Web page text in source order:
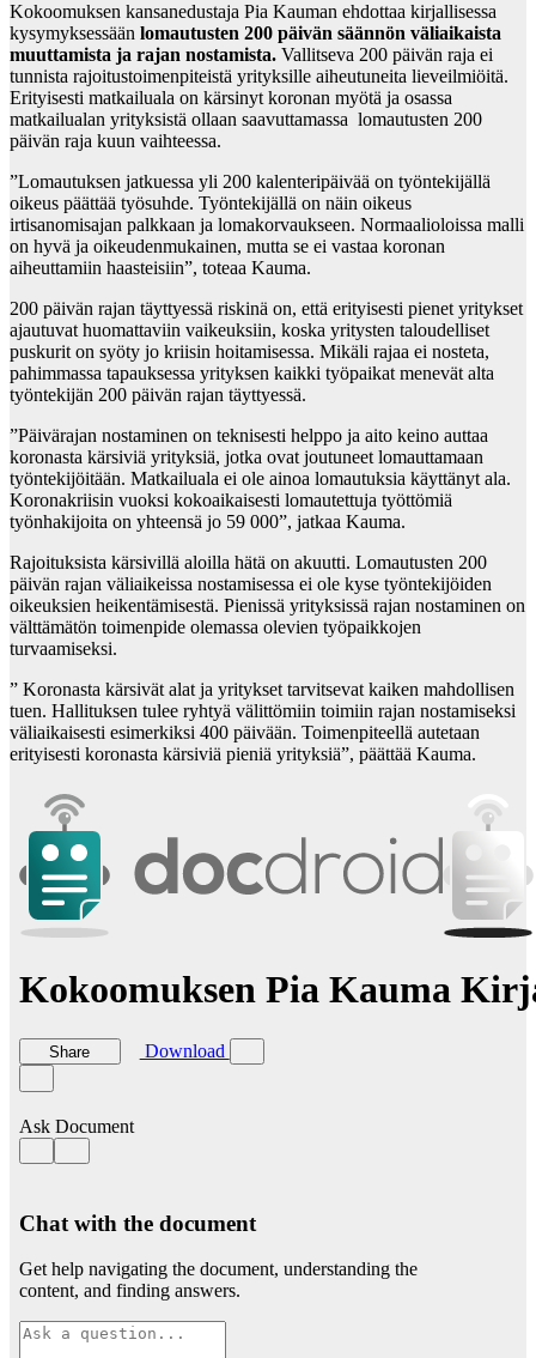
Kokoomuksen kansanedustaja Pia Kauman ehdottaa kirjallisessa
kysymyksessään lomautusten 200 päivän säännön väliaikaista
muuttamista ja rajan nostamista. Vallitseva 200 päivän raja ei
tunnista rajoitustoimenpiteistä yrityksille aiheutuneita lieveilmiöitä.
Erityisesti matkailuala on kärsinyt koronan myötä ja osassa
matkailualan yrityksistä ollaan saavuttamassa lomautusten 200
päivän raja kuun vaihteessa.
”Lomautuksen jatkuessa yli 200 kalenteripäivää on työntekijällä
oikeus päättää työsuhde. Työntekijällä on näin oikeus
irtisanomisajan palkkaan ja lomakorvaukseen. Normaalioloissa malli
on hyvä ja oikeudenmukainen, mutta se ei vastaa koronan
aiheuttamiin haasteisiin”, toteaa Kauma.
200 päivän rajan täyttyessä riskinä on, että erityisesti pienet yritykset
ajautuvat huomattaviin vaikeuksiin, koska yritysten taloudelliset
puskurit on syöty jo kriisin hoitamisessa. Mikäli rajaa ei nosteta,
pahimmassa tapauksessa yrityksen kaikki työpaikat menevät alta
työntekijän 200 päivän rajan täyttyessä.
”Päivärajan nostaminen on teknisesti helppo ja aito keino auttaa
koronasta kärsiviä yrityksiä, jotka ovat joutuneet lomauttamaan
työntekijöitään. Matkailuala ei ole ainoa lomautuksia käyttänyt ala.
Koronakriisin vuoksi kokoaikaisesti lomautettuja työttömiä
työnhakijoita on yhteensä jo 59 000”, jatkaa Kauma.
Rajoituksista kärsivillä aloilla hätä on akuutti. Lomautusten 200
päivän rajan väliaikeissa nostamisessa ei ole kyse työntekijöiden
oikeuksien heikentämisestä. Pienissä yrityksissä rajan nostaminen on
välttämätön toimenpide olemassa olevien työpaikkojen
turvaamiseksi.
” Koronasta kärsivät alat ja yritykset tarvitsevat kaiken mahdollisen
tuen. Hallituksen tulee ryhtyä välittömiin toimiin rajan nostamiseksi
väliaikaisesti esimerkiksi 400 päivään. Toimenpiteellä autetaan
erityisesti koronasta kärsiviä pieniä yrityksiä”, päättää Kauma.